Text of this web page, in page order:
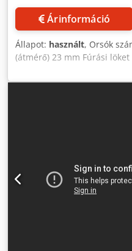
Árinformáció
Állapot: használt, Orsók
(átmérő) 23 mm Fúrási
teljesítményigény kW A
Codpfx Abst Hw U No Ssrf